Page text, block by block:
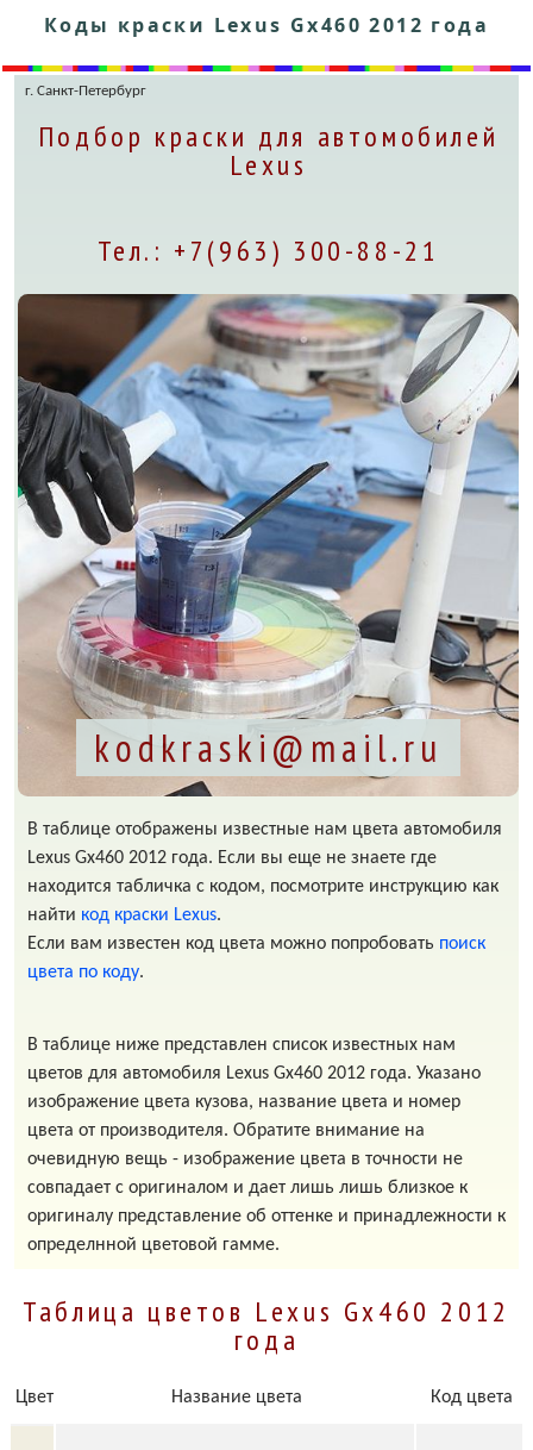
Коды краски Lexus Gx460 2012 года
г. Санкт-Петербург
Подбор краски для автомобилей
Lexus
Тел.: +7(963) 300-88-21
kodkraski@mail.ru
В таблице отображены известные нам цвета автомобиля
Lexus Gx460 2012 года. Если вы еще не знаете где
находится табличка с кодом, посмотрите инструкцию как
найти код краски Lexus.
Если вам известен код цвета можно попробовать поиск
цвета по коду.
В таблице ниже представлен список известных нам
цветов для автомобиля Lexus Gx460 2012 года. Указано
изображение цвета кузова, название цвета и номер
цвета от производителя. Обратите внимание на
очевидную вещь - изображение цвета в точности не
совпадает с оригиналом и дает лишь лишь близкое к
оригиналу представление об оттенке и принадлежности к
определнной цветовой гамме.
Таблица цветов Lexus Gx460 2012
года
Цвет Название цвета Код цвета